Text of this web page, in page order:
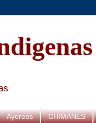
Ayoreos CHIMANES